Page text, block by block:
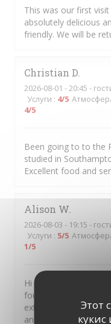
Этот
кукис
This was our first
absolutely delicious
friendly. We will be
Christian D
2026-08-01 - 20:45 -
Услуги : 4/5
4/5
Been going to to the
studied in
Excellent food and
Alison W
2026-08-03 - 19:15 -
Услуги : 5/5
1/5
Hi I always
found the food
extremely
and I had raved